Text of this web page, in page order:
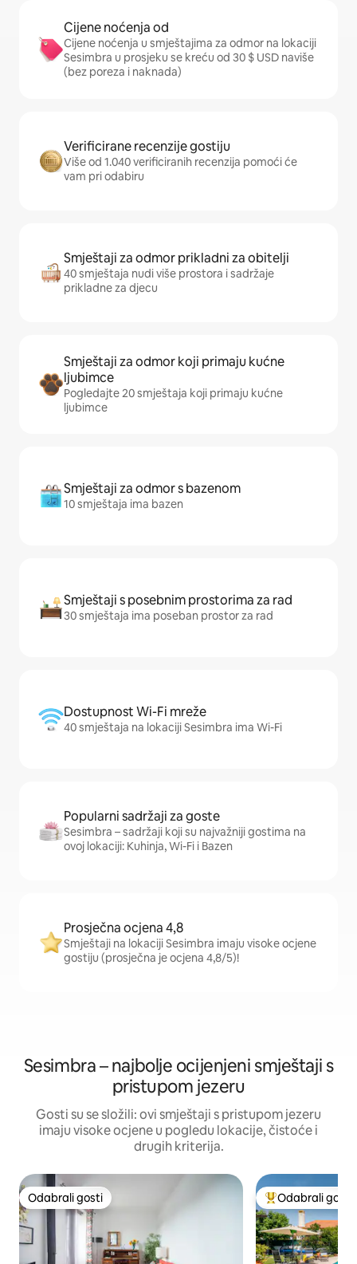
Cijene noćenja od
Cijene noćenja u smještajima za odmor na lokaciji
Sesimbra u prosjeku se kreću od 30 $ USD naviše
(bez poreza i naknada)
Verificirane recenzije gostiju
Više od 1.040 verificiranih recenzija pomoći će
vam pri odabiru
Smještaji za odmor prikladni za obitelji
40 smještaja nudi više prostora i sadržaje
prikladne za djecu
Smještaji za odmor koji primaju kućne
ljubimce
Pogledajte 20 smještaja koji primaju kućne
ljubimce
Smještaji za odmor s bazenom
10 smještaja ima bazen
Smještaji s posebnim prostorima za rad
30 smještaja ima poseban prostor za rad
Dostupnost Wi-Fi mreže
40 smještaja na lokaciji Sesimbra ima Wi-Fi
Popularni sadržaji za goste
Sesimbra – sadržaji koji su najvažniji gostima na
ovoj lokaciji: Kuhinja, Wi-Fi i Bazen
Prosječna ocjena 4,8
Smještaji na lokaciji Sesimbra imaju visoke ocjene
gostiju (prosječna je ocjena 4,8/5)!
Sesimbra – najbolje ocijenjeni smještaji s
pristupom jezeru
Gosti su se složili: ovi smještaji s pristupom jezeru
imaju visoke ocjene u pogledu lokacije, čistoće i
drugih kriterija.
Odabrali gosti
Odabrali gosti Među najviše
Odabrali gosti